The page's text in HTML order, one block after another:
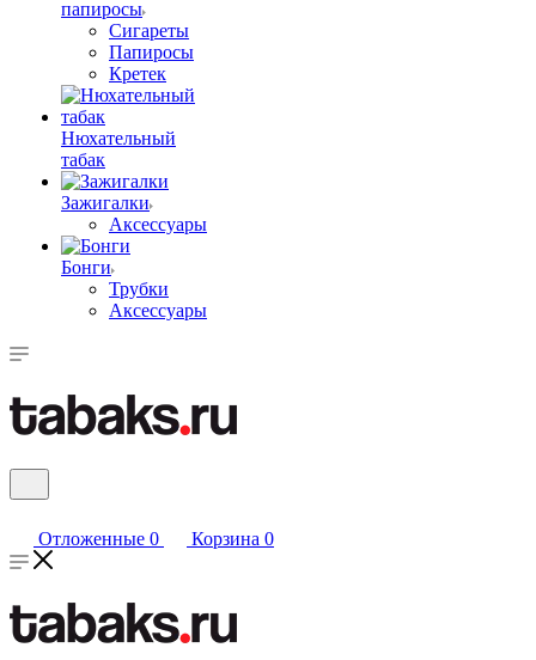
папиросы
Сигареты
Папиросы
Кретек
Нюхательный
табак
Зажигалки
Аксессуары
Бонги
Трубки
Аксессуары
Отложенные 0 Корзина 0